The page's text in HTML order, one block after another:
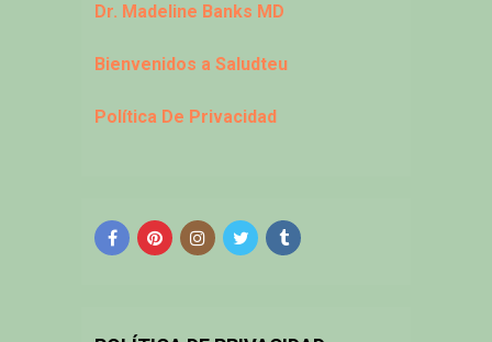
Dr. Madeline Banks MD
Bienvenidos a Saludteu
Política De Privacidad